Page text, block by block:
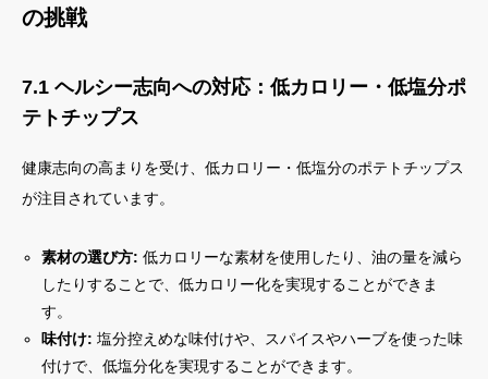
の挑戦
7.1 ヘルシー志向への対応：低カロリー・低塩分ポ
テトチップス
健康志向の高まりを受け、低カロリー・低塩分のポテトチップス
が注目されています。
素材の選び方: 低カロリーな素材を使用したり、油の量を減ら
したりすることで、低カロリー化を実現することができま
す。
味付け: 塩分控えめな味付けや、スパイスやハーブを使った味
付けで、低塩分化を実現することができます。